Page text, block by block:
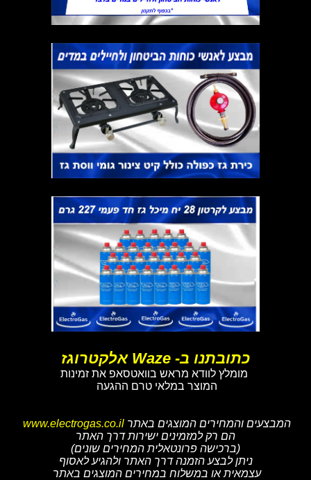
כתובתנו ב- Waze אלקטרוגז
מומלץ לוודא מראש בוואטסאפ את זמינות
המוצר במלאי טרם ההגעה
המבצעים והמחירים המוצגים באתר www.electrogas.co.il
הם רק למזמינים ישירות דרך האתר
(ברכישה פרונטאלית המחירים שונים)
ניתן לבצע הזמנה דרך האתר ולהגיע לאסוף
עצמאית או במשלוח במחירים המוצגים באתר